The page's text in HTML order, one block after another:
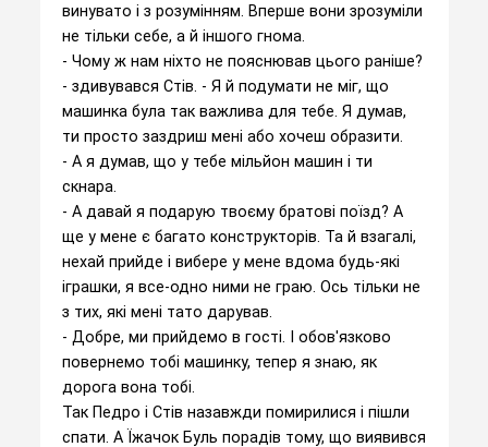
винувато і з розумінням. Вперше вони зрозуміли
не тільки себе, а й іншого гнома.
- Чому ж нам ніхто не пояснював цього раніше?
- здивувався Стів. - Я й подумати не міг, що
машинка була так важлива для тебе. Я думав,
ти просто заздриш мені або хочеш образити.
- А я думав, що у тебе мільйон машин і ти
скнара.
- А давай я подарую твоєму братові поїзд? А
ще у мене є багато конструкторів. Та й взагалі,
нехай прийде і вибере у мене вдома будь-які
іграшки, я все-одно ними не граю. Ось тільки не
з тих, які мені тато дарував.
- Добре, ми прийдемо в гості. І обов'язково
повернемо тобі машинку, тепер я знаю, як
дорога вона тобі.
Так Педро і Стів назавжди помирилися і пішли
спати. А Їжачок Буль порадів тому, що виявився